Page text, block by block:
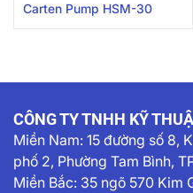
Carten Pump HSM-30
CÔNG TY TNHH KỸ
Miền Nam: 15 đường số 8,
phố 2, Phường Tam Bình,
Miền Bắc: 35 ngõ 570 Kim